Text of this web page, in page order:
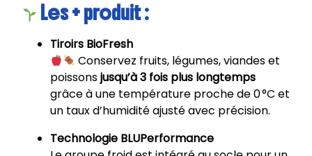
Les + produit :
Tiroirs BioFresh
Conservez fruits, légumes, viandes et
poissonsjusqu’à 3 fois plus longtemps
grâce à une température proche de 0 °C et
un taux d’humidité ajusté avec précision.
Technologie BLUPerformance